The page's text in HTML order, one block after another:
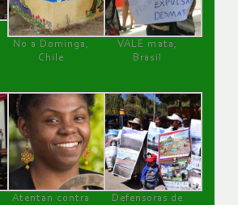
No a Dominga,
Chile
VALE mata,
Brasil
Atentan contra
Defensoras de